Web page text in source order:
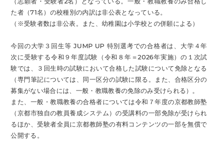
た者（71名）の校種別の内訳は非公表となっている。
（※受験者数は非公表。また、幼稚園は小学校との併願による）
今回の大学３回生等 JUMP UP 特別選考での合格者は、大学４年
次に受験する令和９年度試験（令和８年＝2026年実施）の１次試
験では、３回生時の試験において合格した試験について免除となる
（専門筆記については、同一区分の試験に限る。また、合格区分の
募集がない場合には、一般・教職教養の免除のみ受けられる）。
また、一般・教職教養の合格者については令和７年度の京都教師塾
（京都市独自の教員養成システム）の受講料の一部免除が受けられ
るほか、受験者全員に京都教師塾の有料コンテンツの一部を無償で
公開する。